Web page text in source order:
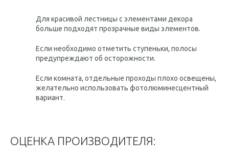
Для красивой лестницы с элементами декора
больше подходят прозрачные виды элементов.
Если необходимо отметить ступеньки, полосы
предупреждают об осторожности.
Если комната, отдельные проходы плохо освещены,
желательно использовать фотолюминесцентный
вариант.
ОЦЕНКА ПРОИЗВОДИТЕЛЯ: